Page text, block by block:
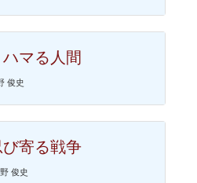
マる人間
俊史
寄る戦争
俊史